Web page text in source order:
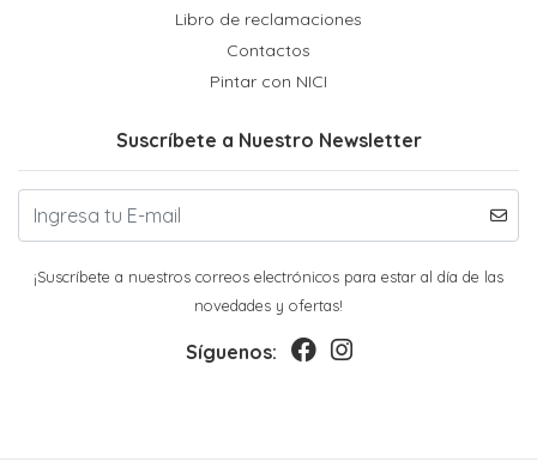
Libro de reclamaciones
Contactos
Pintar con NICI
Suscríbete a Nuestro Newsletter
¡Suscríbete a nuestros correos electrónicos para estar al día de las
novedades y ofertas!
Síguenos: